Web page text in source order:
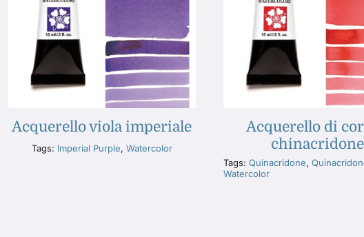
Acquerello viola imperiale
Tags: Imperial Purple, Watercolor
Acquerello di
chinacridone
Tags: Quinacridone,
Watercolor